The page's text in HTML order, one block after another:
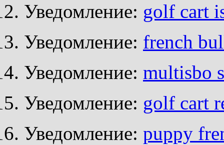
Уведомление: golf cart
Уведомление: french
Уведомление: multisbo
Уведомление: golf cart
Уведомление: puppy